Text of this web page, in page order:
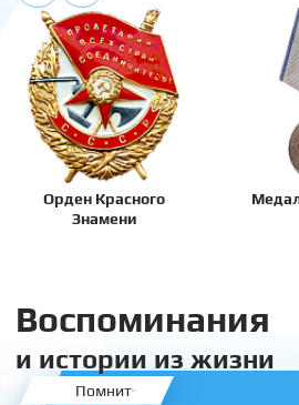
Орден Красного
Знамени
Воспоминания
и истории из жизни
Помнит